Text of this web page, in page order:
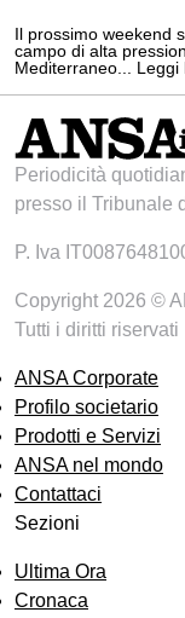
Il prossimo weekend
campo di alta
Mediterraneo... Leggi
Periodicità
presso il Tribunale
P. Iva
Copyright 2026 ©
Tutti i diritti riservati
ANSA Corporate
Profilo societario
Prodotti e Servizi
ANSA nel mondo
Contattaci
Sezioni
Ultima Ora
Cronaca